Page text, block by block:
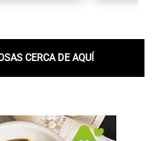
CERCA DE AQUÍ